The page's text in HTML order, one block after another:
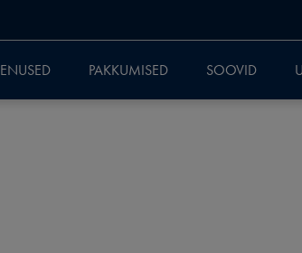
PAKKUMISED SOOVID